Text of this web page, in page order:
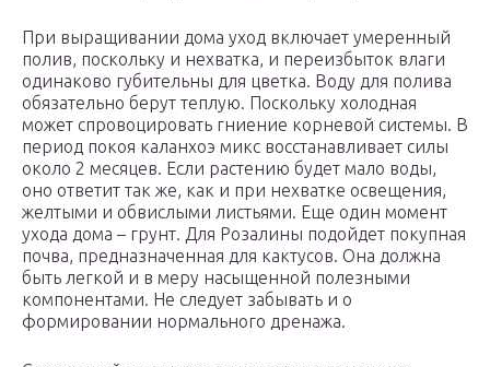
При выращивании дома уход включает умеренный
полив, поскольку и нехватка, и переизбыток влаги
одинаково губительны для цветка. Воду для полива
обязательно берут теплую. Поскольку холодная
может спровоцировать гниение корневой системы. В
период покоя каланхоэ микс восстанавливает силы
около 2 месяцев. Если растению будет мало воды,
оно ответит так же, как и при нехватке освещения,
желтыми и обвислыми листьями. Еще один момент
ухода дома – грунт. Для Розалины подойдет покупная
почва, предназначенная для кактусов. Она должна
быть легкой и в меру насыщенной полезными
компонентами. Не следует забывать и о
формировании нормального дренажа.